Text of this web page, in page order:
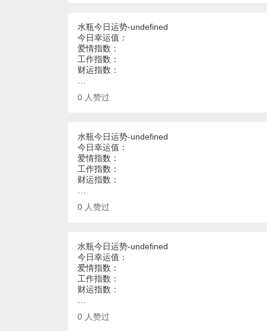
水瓶今日运势-undefined
今日幸运值：
爱情指数：
工作指数：
财运指数：
0 人赞过
水瓶今日运势-undefined
今日幸运值：
爱情指数：
工作指数：
财运指数：
0 人赞过
水瓶今日运势-undefined
今日幸运值：
爱情指数：
工作指数：
财运指数：
0 人赞过